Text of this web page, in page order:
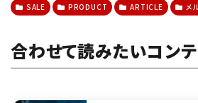
SALE PRODUCT ARTICLE メ
合わせて読みたいコン